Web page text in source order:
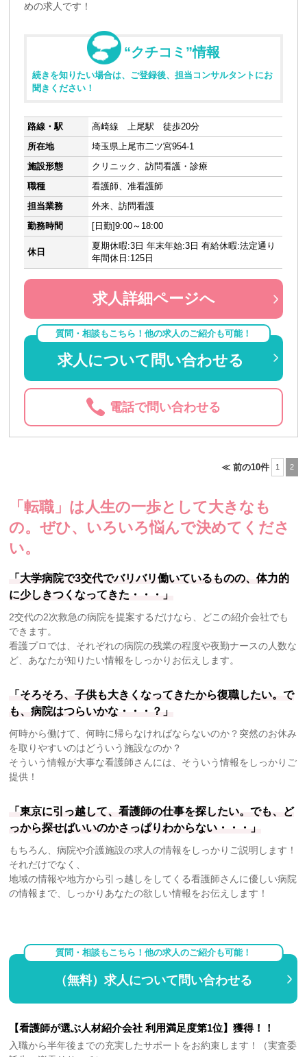
めの求人です！
“クチコミ”情報
続きを知りたい場合は、ご登録後、担当コンサルタントにお
聞きください！
路線・駅
高崎線 上尾駅 徒歩20分
所在地
埼玉県上尾市二ツ宮954-1
施設形態
クリニック、訪問看護・診療
職種
看護師、准看護師
担当業務
外来、訪問看護
勤務時間
[日勤]9:00～18:00
休日
夏期休暇:3日 年末年始:3日 有給休暇:法定通り
年間休日:125日
求人詳細ページへ
質問・相談もこちら！他の求人のご紹介も可能！
求人について問い合わせる
電話で問い合わせる
≪ 前の10件 1 2
「転職」は人生の一歩として大きなも
の。ぜひ、いろいろ悩んで決めてくださ
い。
「大学病院で3交代でバリバリ働いているものの、体力的
に少しきつくなってきた・・・」
2交代の2次救急の病院を提案するだけなら、どこの紹介会社でも
できます。
看護プロでは、それぞれの病院の残業の程度や夜勤ナースの人数な
ど、あなたが知りたい情報をしっかりお伝えします。
「そろそろ、子供も大きくなってきたから復職したい。で
も、病院はつらいかな・・・？」
何時から働けて、何時に帰らなければならないのか？突然のお休み
を取りやすいのはどういう施設なのか？
そういう情報が大事な看護師さんには、そういう情報をしっかりご
提供！
「東京に引っ越して、看護師の仕事を探したい。でも、ど
っから探せばいいのかさっぱりわからない・・・」
もちろん、病院や介護施設の求人の情報をしっかりご説明します！
それだけでなく、
地域の情報や地方から引っ越しをしてくる看護師さんに優しい病院
の情報まで、しっかりあなたの欲しい情報をお伝えします！
質問・相談もこちら！他の求人のご紹介も可能！
（無料）求人について問い合わせる
【看護師が選ぶ人材紹介会社 利用満足度第1位】獲得！！
入職から半年後までの充実したサポートをお約束します！（実査委